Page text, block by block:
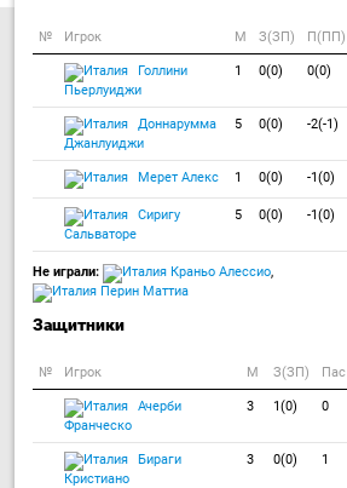
№ Игрок M З(ЗП) П(ПП)
Голлини
Пьерлуиджи
1 0(0) 0(0)
Доннарумма
Джанлуиджи
5 0(0) -2(-1)
Мерет Алекс 1 0(0) -1(0)
Сиригу
Сальваторе
5 0(0) -1(0)
Не играли: Краньо Алессио,
Перин Маттиа
Защитники
№ Игрок M З(ЗП) Пас
Ачерби
Франческо
3 1(0) 0
Бираги
Кристиано
3 0(0) 1